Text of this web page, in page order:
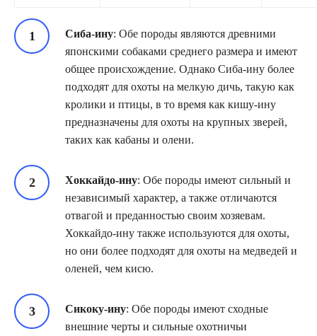
Сиба-ину: Обе породы являются древними
японскими собаками среднего размера и имеют
общее происхождение. Однако Сиба-ину более
подходят для охоты на мелкую дичь, такую как
кролики и птицы, в то время как кишу-ину
предназначены для охоты на крупных зверей,
таких как кабаны и олени.
Хоккайдо-ину: Обе породы имеют сильный и
независимый характер, а также отличаются
отвагой и преданностью своим хозяевам.
Хоккайдо-ину также используются для охоты,
но они более подходят для охоты на медведей и
оленей, чем кисю.
Сикоку-ину: Обе породы имеют сходные
внешние черты и сильные охотничьи